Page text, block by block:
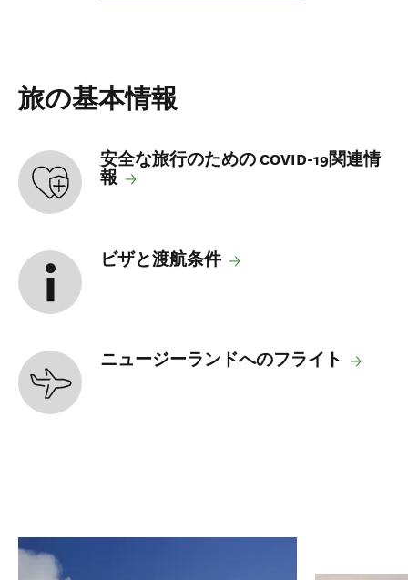
旅の基本情報
安全な旅行のための COVID-19関連情
報
ビザと渡航条件
ニュージーランドへのフライト